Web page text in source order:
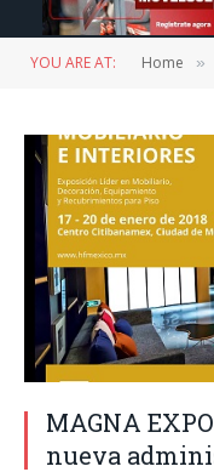
YOU ARE AT: Home »
MAGNA
nueva